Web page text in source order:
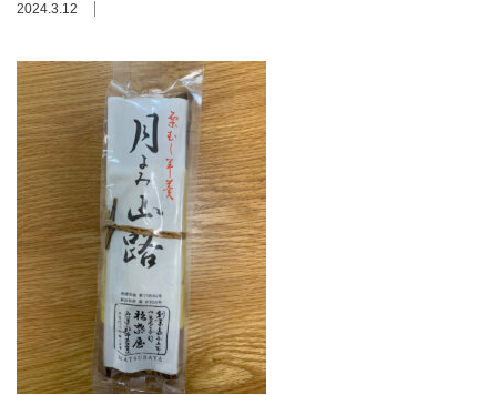
2024.3.12